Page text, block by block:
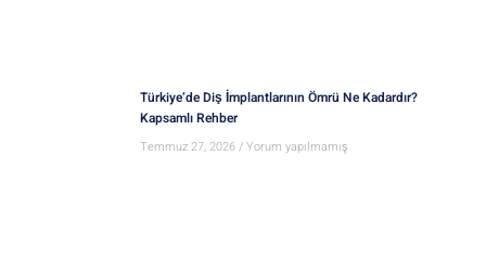
Türkiye’de Diş İmplantlarının Ömrü Ne Kadardır?
Kapsamlı Rehber
Temmuz 27, 2026 Yorum yapılmamış